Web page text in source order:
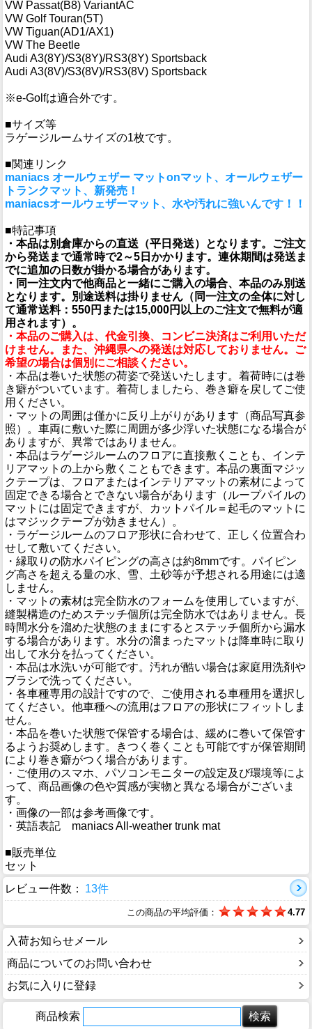
VW Passat(B8) VariantAC
VW Golf Touran(5T)
VW Tiguan(AD1/AX1)
VW The Beetle
Audi A3(8Y)/S3(8Y)/RS3(8Y) Sportsback
Audi A3(8V)/S3(8V)/RS3(8V) Sportsback
※e-Golfは適合外です。
■サイズ等
ラゲージルームサイズの1枚です。
■関連リンク
maniacs オールウェザー マットonマット、オールウェザー
トランクマット、新発売！
maniacsオールウェザーマット、水や汚れに強いんです！！
■特記事項
・本品は別倉庫からの直送（平日発送）となります。ご注文
から発送まで通常時で2～5日かかります。連休期間は発送ま
でに追加の日数が掛かる場合があります。
・同一注文内で他商品と一緒にご購入の場合、本品のみ別送
となります。別途送料は掛りません（同一注文の全体に対し
て通常送料：550円または15,000円以上のご注文で無料が適
用されます）。
・本品のご購入は、代金引換、コンビニ決済はご利用いただ
けません。また、沖縄県への発送は対応しておりません。ご
希望の場合は個別にご相談ください。
・本品は巻いた状態の荷姿で発送いたします。着荷時には巻
き癖がついています。着荷しましたら、巻き癖を戻してご使
用ください。
・マットの周囲は僅かに反り上がりがあります（商品写真参
照）。車両に敷いた際に周囲が多少浮いた状態になる場合が
ありますが、異常ではありません。
・本品はラゲージルームのフロアに直接敷くことも、インテ
リアマットの上から敷くこともできます。本品の裏面マジッ
クテープは、フロアまたはインテリアマットの素材によって
固定できる場合とできない場合があります（ループパイルの
マットには固定できますが、カットパイル＝起毛のマットに
はマジックテープが効きません）。
・ラゲージルームのフロア形状に合わせて、正しく位置合わ
せして敷いてください。
・縁取りの防水パイピングの高さは約8mmです。パイピン
グ高さを超える量の水、雪、土砂等が予想される用途には適
しません。
・マットの素材は完全防水のフォームを使用していますが、
縫製構造のためステッチ個所は完全防水ではありません。長
時間水分を溜めた状態のままにするとステッチ個所から漏水
する場合があります。水分の溜まったマットは降車時に取り
出して水分を払ってください。
・本品は水洗いが可能です。汚れが酷い場合は家庭用洗剤や
ブラシで洗ってください。
・各車種専用の設計ですので、ご使用される車種用を選択し
てください。他車種への流用はフロアの形状にフィットしま
せん。
・本品を巻いた状態で保管する場合は、緩めに巻いて保管す
るようお奨めします。きつく巻くことも可能ですが保管期間
により巻き癖がつく場合があります。
・ご使用のスマホ、パソコンモニターの設定及び環境等によ
って、商品画像の色や質感が実物と異なる場合がございま
す。
・画像の一部は参考画像です。
・英語表記 maniacs All-weather trunk mat
■販売単位
セット
レビュー件数：
13件
この商品の平均評価： 4.77
入荷お知らせメール
商品についてのお問い合わせ
お気に入りに登録
商品検索